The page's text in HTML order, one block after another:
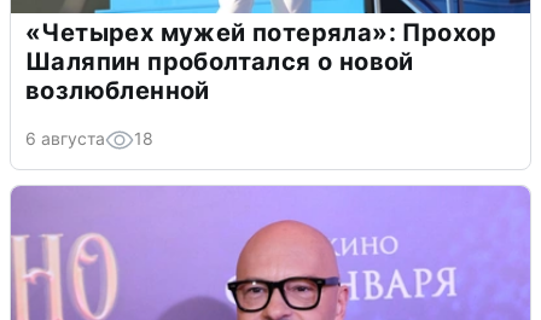
«Четырех мужей потеряла»: Прохор
Шаляпин проболтался о новой
возлюбленной
6 августа 18